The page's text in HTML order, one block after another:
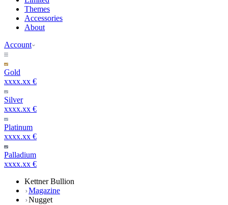
Themes
Accessories
About
Account
Gold
xxxx.xx €
Silver
xxxx.xx €
Platinum
xxxx.xx €
Palladium
xxxx.xx €
Kettner Bullion
Magazine
Nugget